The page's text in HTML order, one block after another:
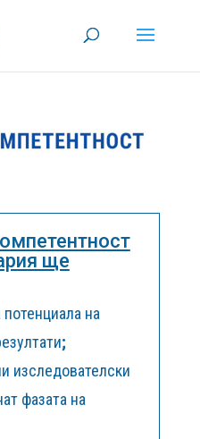
ще
потенциала на
;
изследователски
фазата на